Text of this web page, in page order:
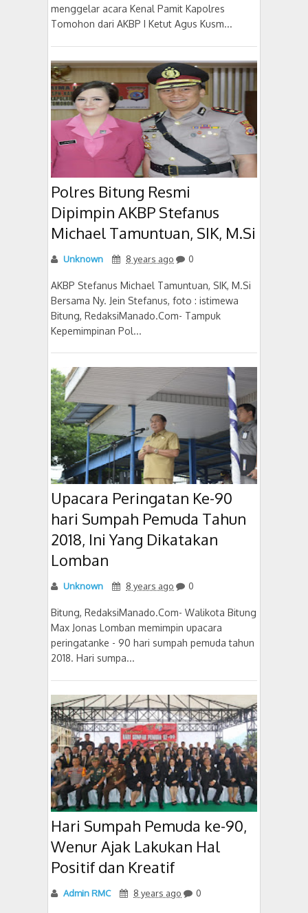
menggelar acara Kenal Pamit Kapolres
Tomohon dari AKBP I Ketut Agus Kusm...
Polres Bitung Resmi
Dipimpin AKBP Stefanus
Michael Tamuntuan, SIK, M.Si
Unknown 8 years ago 0
AKBP Stefanus Michael Tamuntuan, SIK, M.Si
Bersama Ny. Jein Stefanus, foto : istimewa
Bitung, RedaksiManado.Com- Tampuk
Kepemimpinan Pol...
Upacara Peringatan Ke-90
hari Sumpah Pemuda Tahun
2018, Ini Yang Dikatakan
Lomban
Unknown 8 years ago 0
Bitung, RedaksiManado.Com- Walikota Bitung
Max Jonas Lomban memimpin upacara
peringatanke - 90 hari sumpah pemuda tahun
2018. Hari sumpa...
Hari Sumpah Pemuda ke-90,
Wenur Ajak Lakukan Hal
Positif dan Kreatif
Admin RMC 8 years ago 0